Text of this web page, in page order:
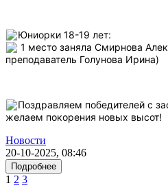
Юниорки 18-19 лет:
1 место заняла Смирнова
преподаватель Голунова Ирина)
Поздравляем победителей с
желаем покорения новых высот!
Новости
20-10-2025, 08:46
Подробнее
1 2 3